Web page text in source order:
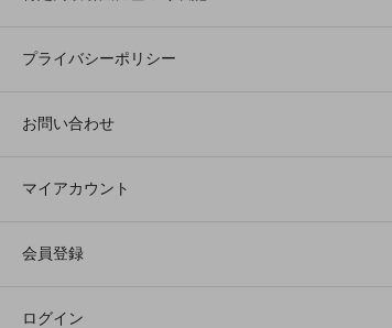
プライバシーポリシー
お問い合わせ
マイアカウント
会員登録
ログイン